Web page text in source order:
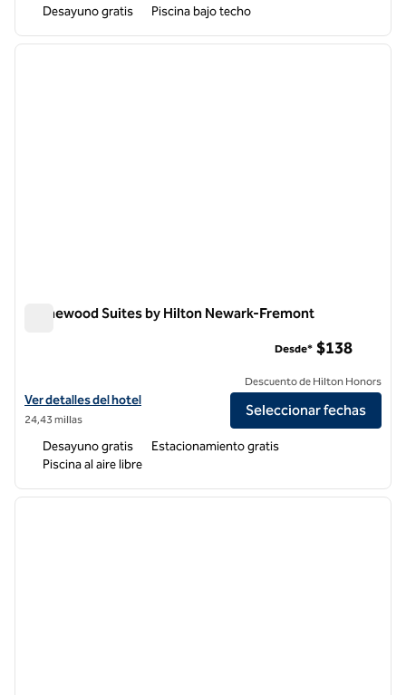
Desayuno gratis Piscina bajo techo
1 de 12
Homewood Suites by Hilton Newark-Fremont
Ver detalles del hotel Homewood Suites by Hilton Newark-Fremont
Ver detalles del hotel
24,43 millas
Desde* $138
Descuento de Hilton Honors
Seleccionar fechas
Desayuno gratis
Estacionamiento gratis
Piscina al aire libre
1 de 12